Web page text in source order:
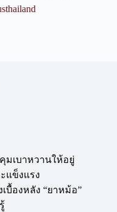
มเบาหวานให้อยู่
แข็งแรง
บื้องหลัง “ยาหม้อ”